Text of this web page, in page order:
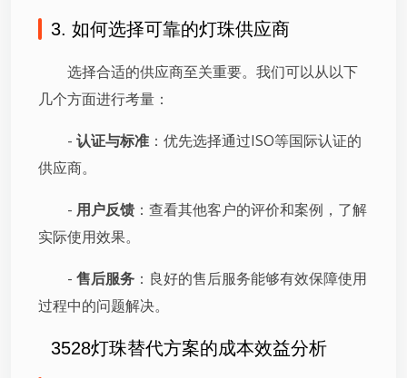
3. 如何选择可靠的灯珠供应商
选择合适的供应商至关重要。我们可以从以下
几个方面进行考量：
- 认证与标准 ：优先选择通过ISO等国际认证的
供应商。
- 用户反馈 ：查看其他客户的评价和案例，了解
实际使用效果。
- 售后服务 ：良好的售后服务能够有效保障使用
过程中的问题解决。
3528灯珠替代方案的成本效益分析